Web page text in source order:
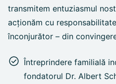
transmitem entuziasmul
acționăm cu
înconjurător – din
Întreprindere familială
fondatorul Dr. Albert